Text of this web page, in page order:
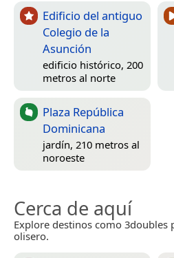
Edificio del antiguo
Colegio de la
Asunción
edificio histórico, 200
metros al norte
Plaza República
Dominicana
jardín, 210 metros al
noroeste
Cerca de aquí
Explore destinos como 3doubles
olisero.